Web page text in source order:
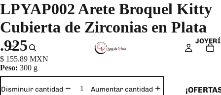
LPYAP002 Arete Broquel Kitty
Cubierta de Zirconias en Plata
.925
$ 155.89 MXN
Peso: 300 g
Disminuir cantidad Aumentar cantidad